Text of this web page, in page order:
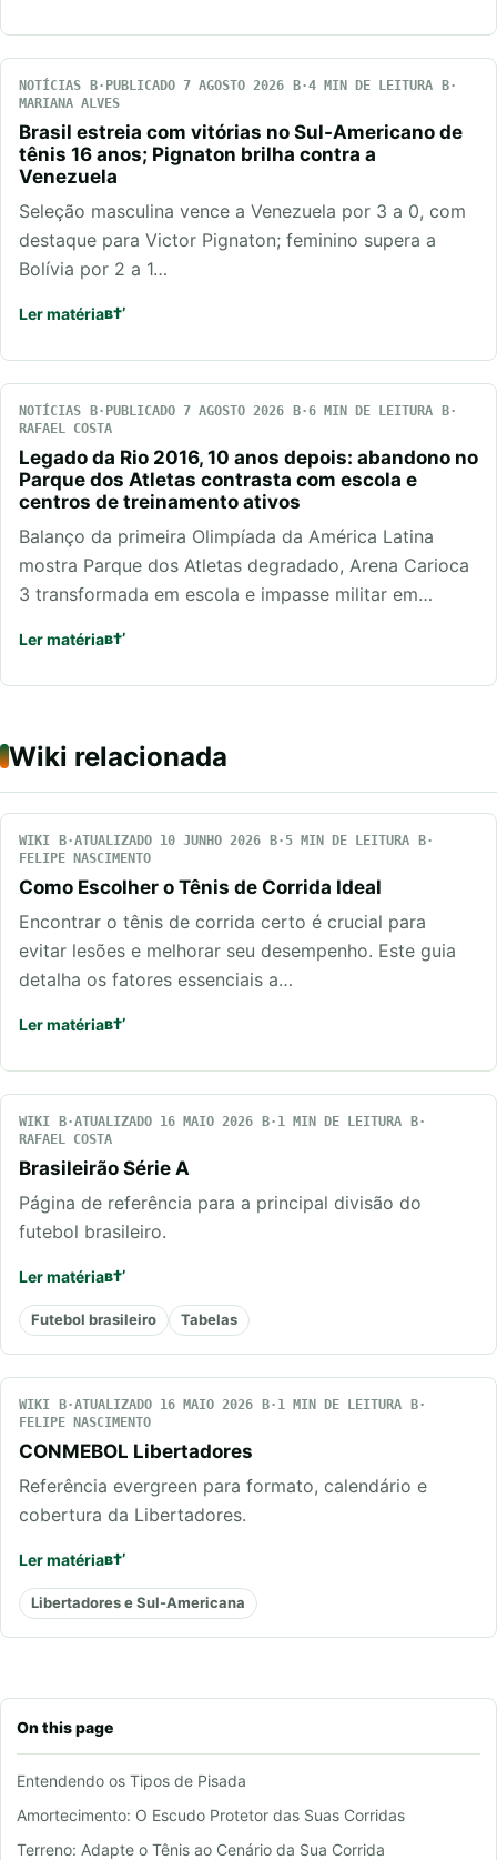
On this page
Entendendo os Tipos de Pisada
Amortecimento: O Escudo Protetor das Suas Corridas
Terreno: Adapte o Tênis ao Cenário da Sua Corrida
NOTÍCIAS PUBLICADO 7 AGOSTO 2026
4 MIN DE LEITURA
MARIANA ALVES
Brasil estreia com vitórias no Sul-Americano de
tênis 16 anos; Pignaton brilha contra a
Venezuela
Seleção masculina vence a Venezuela por 3 a 0, com
destaque para Victor Pignaton; feminino supera a
Bolívia por 2 a 1…
Ler matéria
NOTÍCIAS PUBLICADO 7 AGOSTO 2026
6 MIN DE LEITURA
RAFAEL COSTA
Legado da Rio 2016, 10 anos depois: abandono no
Parque dos Atletas contrasta com escola e
centros de treinamento ativos
Balanço da primeira Olimpíada da América Latina
mostra Parque dos Atletas degradado, Arena Carioca
3 transformada em escola e impasse militar em…
Ler matéria
Wiki relacionada
WIKI ATUALIZADO 10 JUNHO 2026
5 MIN DE LEITURA
FELIPE NASCIMENTO
Como Escolher o Tênis de Corrida Ideal
Encontrar o tênis de corrida certo é crucial para
evitar lesões e melhorar seu desempenho. Este guia
detalha os fatores essenciais a…
Ler matéria
WIKI ATUALIZADO 16 MAIO 2026
1 MIN DE LEITURA
RAFAEL COSTA
Brasileirão Série A
Página de referência para a principal divisão do
futebol brasileiro.
Ler matéria
Futebol brasileiro Tabelas
WIKI ATUALIZADO 16 MAIO 2026
1 MIN DE LEITURA
FELIPE NASCIMENTO
CONMEBOL Libertadores
Referência evergreen para formato, calendário e
cobertura da Libertadores.
Ler matéria
Libertadores e Sul-Americana